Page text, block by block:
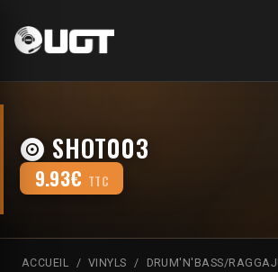
SHOT003
9.93€ TTC
ACCUEIL VINYLS
DRUM'N'BASS/